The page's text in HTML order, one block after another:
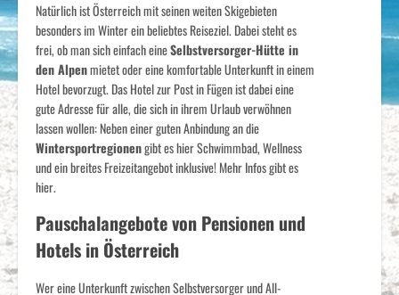
Natürlich ist Österreich mit seinen weiten Skigebieten
besonders im Winter ein beliebtes Reiseziel. Dabei steht es
frei, ob man sich einfach eineSelbstversorger-Hütte in
den Alpenmietet oder eine komfortable Unterkunft in einem
Hotel bevorzugt. Das Hotel zur Post in Fügen ist dabei eine
gute Adresse für alle, die sich in ihrem Urlaub verwöhnen
lassen wollen: Neben einer guten Anbindung an die
Wintersportregionengibt es hier Schwimmbad, Wellness
und ein breites Freizeitangebot inklusive! Mehr Infos gibt es
hier.
Pauschalangebote von Pensionen und
Hotels in Österreich
Wer eine Unterkunft zwischen Selbstversorger und All-